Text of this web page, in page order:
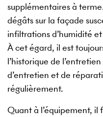
supplémentaires à
dégâts sur la façade
infiltrations d’humidité
À cet égard, il est
l’historique de
d’entretien et de
régulièrement.
Quant à l’équipement, il